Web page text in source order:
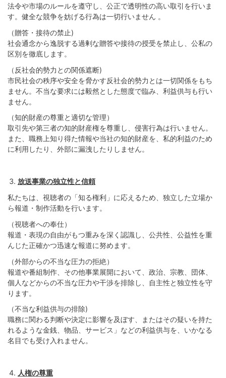
法令や市場のルールを遵守し、公正で透明性の高い取引を行いま
す。健全な競争を妨げる行為は一切行いません 。
（贈答・接待の禁止)
社会通念から逸脱する過剰な贈答や接待の授受を禁止し、公私の
区別を徹底します。
（反社会的勢力との関係遮断)
市民社会の秩序や安全を脅かす反社会的勢力とは一切関係をもち
ません。不当な要求には毅然とした態度で臨み、利益供与も行い
ません。
（知的財産の尊重と適切な管理）
取引先や第三者の知的財産権を尊重し、侵害行為は行いません。
また、職務上知り得た情報や当社の知的財産を、私的利益のため
に利用したり、外部に漏洩したりしません。
放送事業の独立性と信頼
私たちは、視聴者の「知る権利」に応えるため、独立した立場か
ら報道・制作活動を行います。
（視聴者への奉仕）
報道・表現の自由がもつ重みを深く認識し、公共性、公益性を重
んじた正確かつ迅速な報道に努めます。
（外部からの不当な圧力の拒絶）
報道や番組制作、その他事業展開において、政治、宗教、団体、
個人などからの不当な圧力や干渉を排除し、自主性と独立性を守
ります。
（不当な利益供与の排除)
職務に関わる判断や決定に影響を及ぼす、またはその疑いを持た
れるような金銭、物品、サービス」などの利益供与を、いかなる
名目でも受け入れません。
人権の尊重